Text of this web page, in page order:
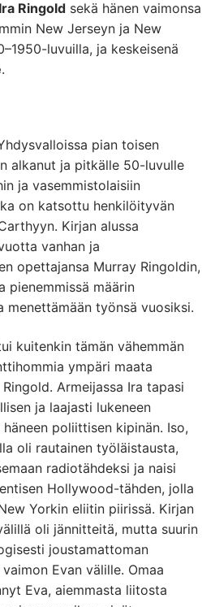
Ira Ringold sekä hänen vaimonsa
New Jerseyn ja New
luvuilla, ja keskeisenä
.
pian toisen
alkanut ja pitkälle 50-luvulle
ja vasemmistolaisiin
on katsottu henkilöityvän
Kirjan alussa
vanhan ja
opettajansa Murray Ringoldin,
pienemmissä määrin
menettämään työnsä vuosiksi.
kuitenkin tämän vähemmän
ympäri maata
Ringold. Armeijassa Ira tapasi
ja laajasti lukeneen
poliittisen kipinän. Iso,
oli rautainen työläistausta,
radiotähdeksi ja naisi
Hollywood-tähden, jolla
Yorkin eliitin piirissä. Kirjan
oli jännitteitä, mutta suurin
joustamattoman
Evan välille. Omaa
Eva, aiemmasta liitosta